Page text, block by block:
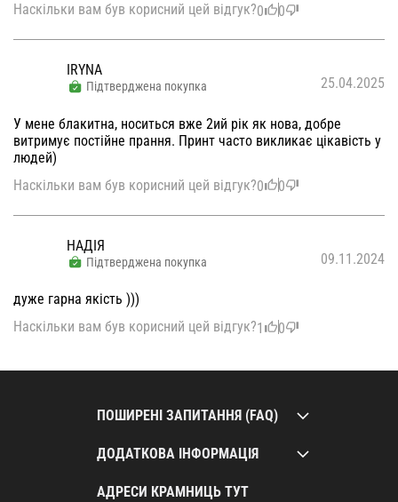
Наскільки вам був корисний цей відгук?0 0
IRYNA
Підтверджена покупка 25.04.2025
У мене блакитна, носиться вже 2ий рік як нова, добре
витримує постійне прання. Принт часто викликає цікавість у
людей)
Наскільки вам був корисний цей відгук?0 0
НАДІЯ
Підтверджена покупка 09.11.2024
дуже гарна якість )))
Наскільки вам був корисний цей відгук?1 0
ПОШИРЕНІ ЗАПИТАННЯ (FAQ)
ДОДАТКОВА ІНФОРМАЦІЯ
АДРЕСИ КРАМНИЦЬ ТУТ